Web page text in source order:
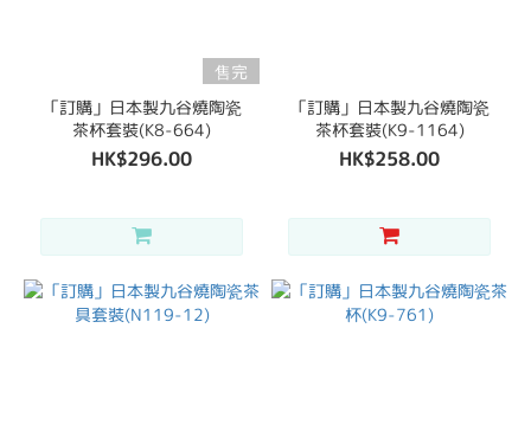
售完
「訂購」日本製九谷燒陶瓷
茶杯套裝(K8-664)
HK$296.00
「訂購」日本製九谷燒陶瓷
茶杯套裝(K9-1164)
HK$258.00